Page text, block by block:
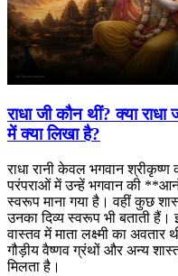
राधा जी कौन थीं? क्या राधा
में क्या लिखा है?
राधा रानी केवल भगवान
परंपराओं में उन्हें भगवान की
स्वरूप माना गया है। वहीं कुछ
उनका दिव्य स्वरूप भी बताती
वास्तव में माता लक्ष्मी का अवतार
गौड़ीय वैष्णव ग्रंथों और अन्य
मिलता है।